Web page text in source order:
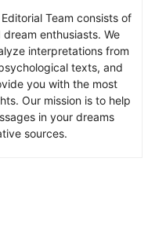
Team consists of
enthusiasts. We
interpretations from
texts, and
you with the most
Our mission is to help
in your dreams
sources.